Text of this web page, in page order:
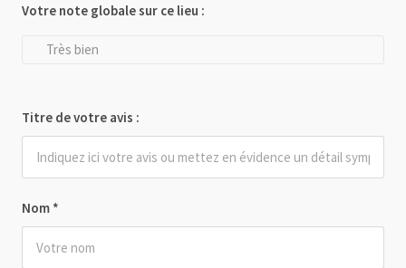
Nom *
Votre note globale sur ce lieu :
Très bien
Titre de votre avis :